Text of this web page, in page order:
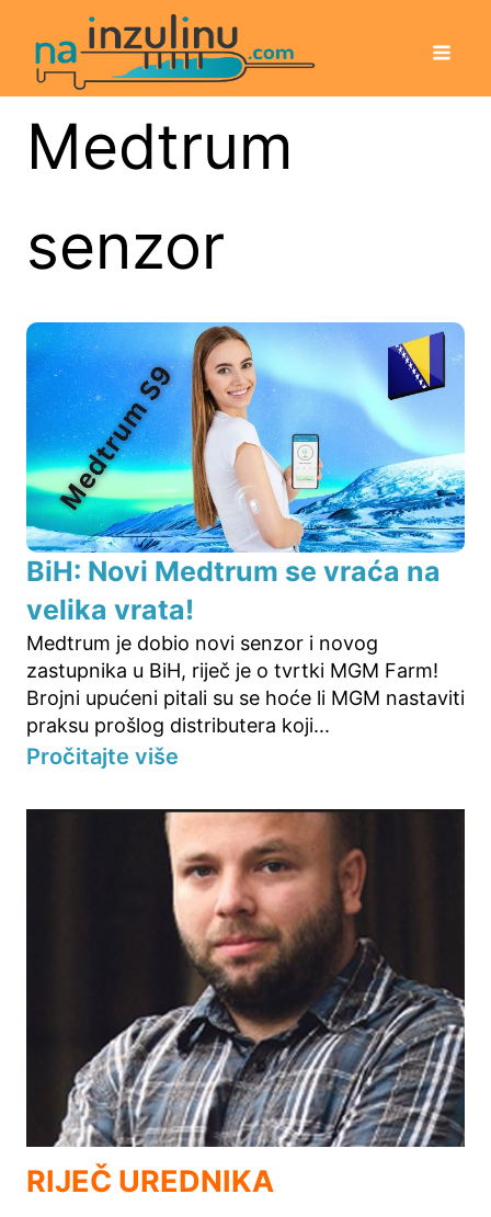
Medtrum
senzor
BiH: Novi Medtrum se vraća na
velika vrata!
Medtrum je dobio novi senzor i novog
zastupnika u BiH, riječ je o tvrtki MGM Farm!
Brojni upućeni pitali su se hoće li MGM nastaviti
praksu prošlog distributera koji...
Pročitajte više
RIJEČ UREDNIKA